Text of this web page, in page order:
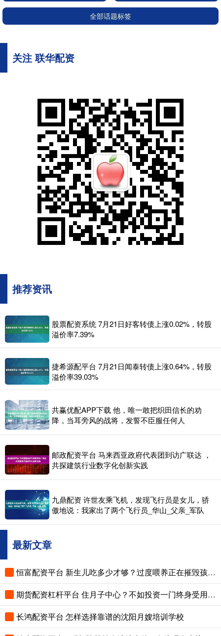
全部话题标签
关注 联华配资
推荐资讯
股票配资系统 7月21日好客转债上涨0.02%，转股
溢价率7.39%
捷希源配平台 7月21日闻泰转债上涨0.64%，转股
溢价率39.03%
共赢优配APP下载 他，唯一敢把织田信长的劝
降，当耳旁风的战将，发誓不臣服任何人
邮政配资平台 马来西亚政府代表团到访广联达 ，
共探建筑行业数字化创新实践
九鼎配资 许世友乘飞机，发现飞行员是女儿，骄
傲地说：我家出了两个飞行员_华山_父亲_军队
最新文章
恒富配资平台 新生儿吃多少才够？过度喂养正在摧毁孩子的脾胃，这份奶量标准赶紧存
期货配资杠杆平台 住月子中心？不如投资一门终身受用的技能
长鸿配资平台 怎样选择靠谱的沈阳月嫂培训学校